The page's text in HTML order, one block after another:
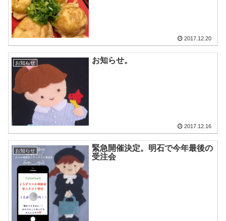
2017.12.20
お知らせ お知らせ。
2017.12.16
お知らせ
緊急開催決定。明石で今年最後の
受注会